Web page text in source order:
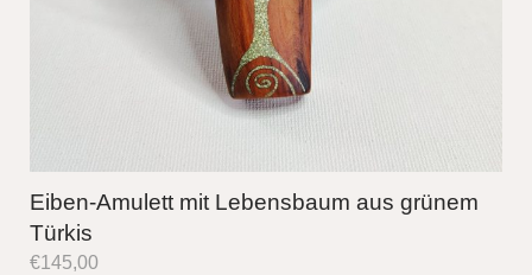
Eiben-Amulett mit Lebensbaum aus grünem
Türkis
€145,00